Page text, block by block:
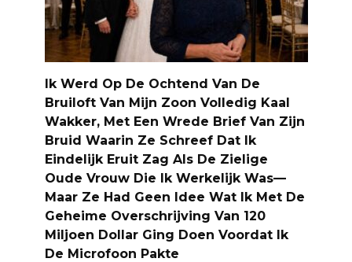
Ik Werd Op De Ochtend Van De
Bruiloft Van Mijn Zoon Volledig Kaal
Wakker, Met Een Wrede Brief Van Zijn
Bruid Waarin Ze Schreef Dat Ik
Eindelijk Eruit Zag Als De Zielige
Oude Vrouw Die Ik Werkelijk Was—
Maar Ze Had Geen Idee Wat Ik Met De
Geheime Overschrijving Van 120
Miljoen Dollar Ging Doen Voordat Ik
De Microfoon Pakte